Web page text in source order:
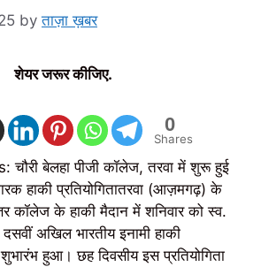
byताज़ा ख़बर
शेयर जरूर कीजिए.
0
Shares
बेलहा पीजी कॉलेज, तरवा में शुरू हुई
हाकी प्रतियोगितातरवा (आज़मगढ़) के
कॉलेज के हाकी मैदान में शनिवार को स्व.
अखिल भारतीय इनामी हाकी
शुभारंभ हुआ। छह दिवसीय इस प्रतियोगिता